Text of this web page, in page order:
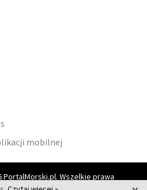
mobilnej
PortalMorski.pl. Wszelkie prawa